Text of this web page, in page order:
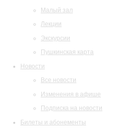
Малый зал
Лекции
Экскурсии
Пушкинская карта
Новости
Все новости
Изменения в афише
Подписка на новости
Билеты и абонементы